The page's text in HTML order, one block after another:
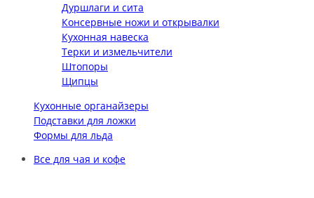
Дуршлаги и сита
Консервные ножи и открывалки
Кухонная навеска
Терки и измельчители
Штопоры
Щипцы
Кухонные органайзеры
Подставки для ложки
Формы для льда
Все для чая и кофе